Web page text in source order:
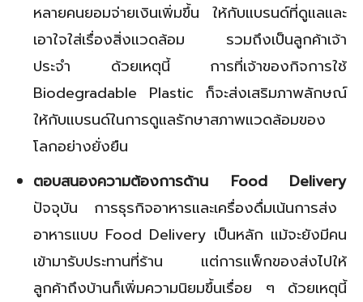
หลายคนยอมจ่ายเงินเพิ่มขึ้น ให้กับแบรนด์ที่ดูแลและ
เอาใจใส่เรื่องสิ่งแวดล้อม รวมถึงเป็นลูกค้าเจ้า
ประจำ ด้วยเหตุนี้ การที่เจ้าของกิจการใช้
Biodegradable Plastic ก็จะส่งเสริมภาพลักษณ์
ให้กับแบรนด์ในการดูแลรักษาสภาพแวดล้อมของ
โลกอย่างยั่งยืน
ตอบสนองความต้องการด้าน Food Delivery
ปัจจุบัน การธุรกิจอาหารและเครื่องดื่มเน้นการส่ง
อาหารแบบ Food Delivery เป็นหลัก แม้จะยังมีคน
เข้ามารับประทานที่ร้าน แต่การแพ็กของส่งไปให้
ลูกค้าถึงบ้านก็เพิ่มความนิยมขึ้นเรื่อย ๆ ด้วยเหตุนี้